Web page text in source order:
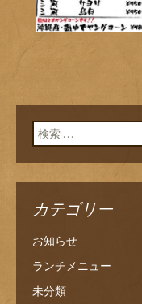
検索:
カテゴリー
お知らせ
ランチメニュー
未分類